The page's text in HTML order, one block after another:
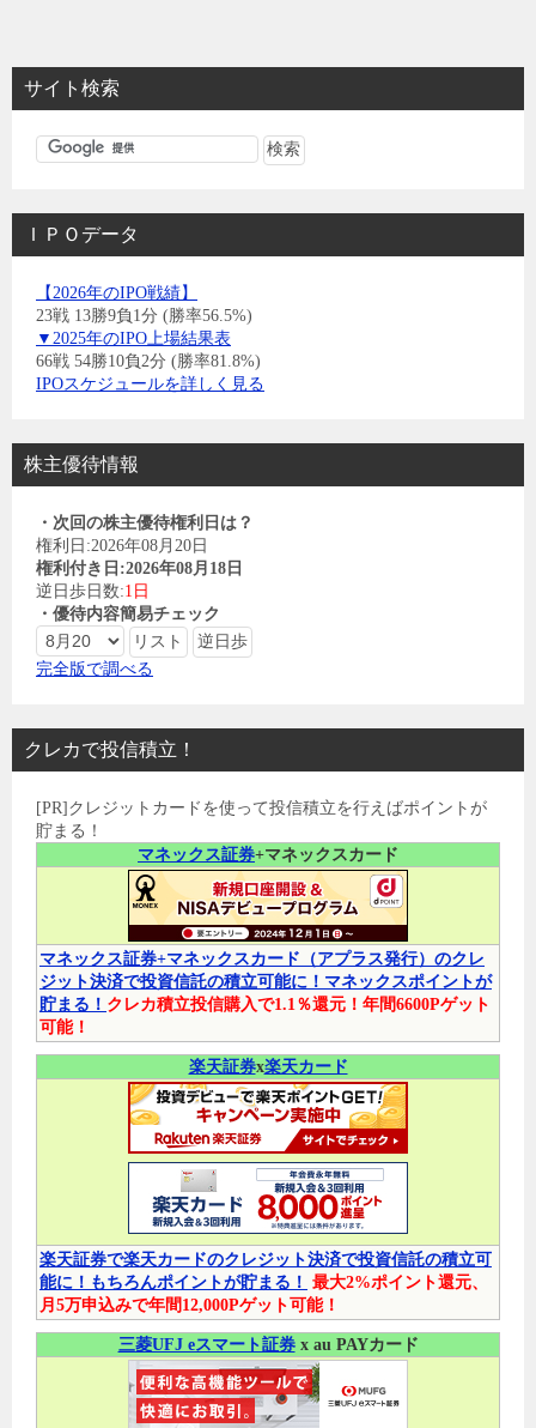
サイト検索
ＩＰＯデータ
【2026年のIPO戦績】
23戦 13勝9負1分 (勝率56.5%)
▼2025年のIPO上場結果表
66戦 54勝10負2分 (勝率81.8%)
IPOスケジュールを詳しく見る
株主優待情報
・次回の株主優待権利日は？
権利日:2026年08月20日
権利付き日:2026年08月18日
逆日歩日数:1日
・優待内容簡易チェック
完全版で調べる
クレカで投信積立！
[PR]クレジットカードを使って投信積立を行えばポイントが
貯まる！
マネックス証券+マネックスカード
マネックス証券+マネックスカード（アプラス発行）のクレ
ジット決済で投資信託の積立可能に！マネックスポイントが
貯まる！ クレカ積立投信購入で1.1％還元！年間6600Pゲット
可能！
楽天証券x楽天カード
楽天証券で楽天カードのクレジット決済で投資信託の積立可
能に！もちろんポイントが貯まる！ 最大2%ポイント還元、
月5万申込みで年間12,000Pゲット可能！
三菱UFJ eスマート証券x au PAYカード